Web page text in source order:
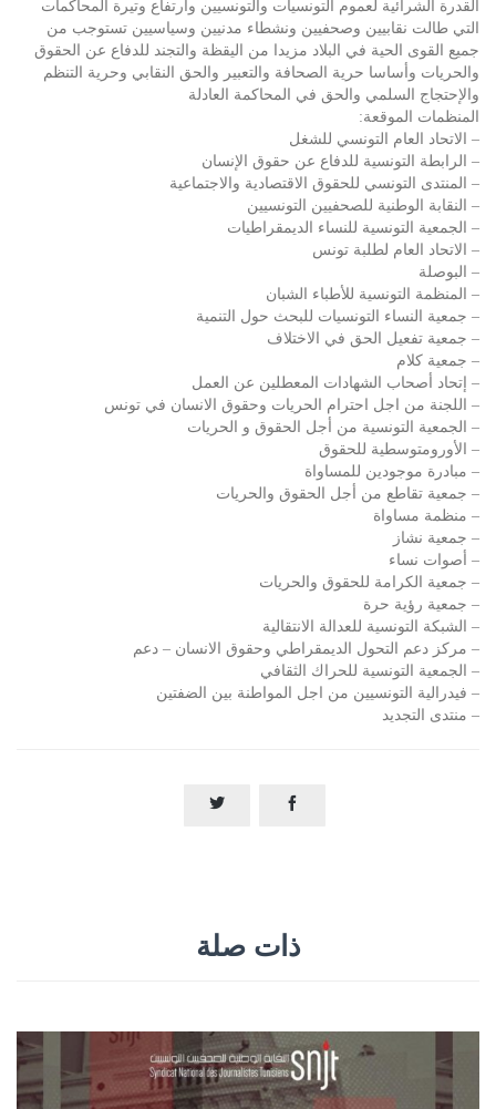
القدرة الشرائية لعموم التونسيات والتونسيين وارتفاع وتيرة المحاكمات
التي طالت نقابيين وصحفيين ونشطاء مدنيين وسياسيين تستوجب من
جميع القوى الحية في البلاد مزيدا من اليقظة والتجند للدفاع عن الحقوق
والحريات وأساسا حرية الصحافة والتعبير والحق النقابي وحرية التنظم
والإحتجاج السلمي والحق في المحاكمة العادلة
المنظمات الموقعة:
– الاتحاد العام التونسي للشغل
– الرابطة التونسية للدفاع عن حقوق الإنسان
– المنتدى التونسي للحقوق الاقتصادية والاجتماعية
– النقابة الوطنية للصحفيين التونسيين
– الجمعية التونسية للنساء الديمقراطيات
– الاتحاد العام لطلبة تونس
– البوصلة
– المنظمة التونسية للأطباء الشبان
– جمعية النساء التونسيات للبحث حول التنمية
– جمعية تفعيل الحق في الاختلاف
– جمعية كلام
– إتحاد أصحاب الشهادات المعطلين عن العمل
– اللجنة من اجل احترام الحريات وحقوق الانسان في تونس
– الجمعية التونسية من أجل الحقوق و الحريات
– الأورومتوسطية للحقوق
– مبادرة موجودين للمساواة
– جمعية تقاطع من أجل الحقوق والحريات
– منظمة مساواة
– جمعية نشاز
– أصوات نساء
– جمعية الكرامة للحقوق والحريات
– جمعية رؤية حرة
– الشبكة التونسية للعدالة الانتقالية
– مركز دعم التحول الديمقراطي وحقوق الانسان – دعم
– الجمعية التونسية للحراك الثقافي
– فيدرالية التونسيين من اجل المواطنة بين الضفتين
– منتدى التجديد


ذات صلة